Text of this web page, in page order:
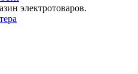
электротоваров.